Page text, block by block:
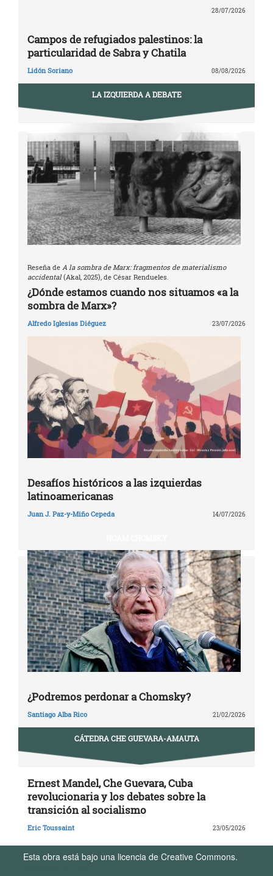
28/07/2026
Campos de refugiados palestinos: la
particularidad de Sabra y Chatila
Lidón Soriano 08/08/2026
LA IZQUIERDA A DEBATE
Reseña de A la sombra de Marx: fragmentos de materialismo
accidental(Akal, 2025), de César Rendueles.
¿Dónde estamos cuando nos situamos «a la
sombra de Marx»?
Alfredo Iglesias Diéguez 23/07/2026
Desafíos históricos a las izquierdas
latinoamericanas
Juan J. Paz-y-Miño Cepeda 14/07/2026
¿Podremos perdonar a Chomsky?
Santiago Alba Rico 21/02/2026
CÁTEDRA CHE GUEVARA-AMAUTA
Ernest Mandel, Che Guevara, Cuba
revolucionaria y los debates sobre la
transición al socialismo
Eric Toussaint 23/05/2026
Esta obra está bajo una licencia de Creative Commons.